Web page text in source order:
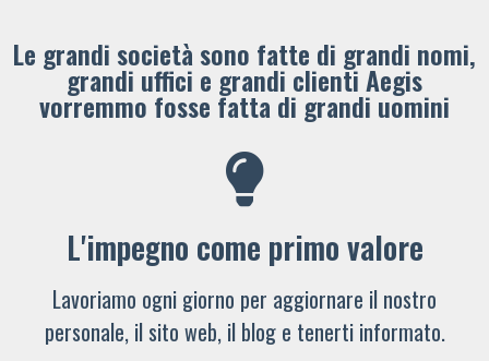
Le grandi società sono fatte di grandi nomi,
grandi uffici e grandi clienti ​Aegis
vorremmo fosse fatta di grandi uomini
L'impegno come primo valore
Lavoriamo ogni giorno per aggiornare il nostro
personale, il sito web, il blog e tenerti informato.